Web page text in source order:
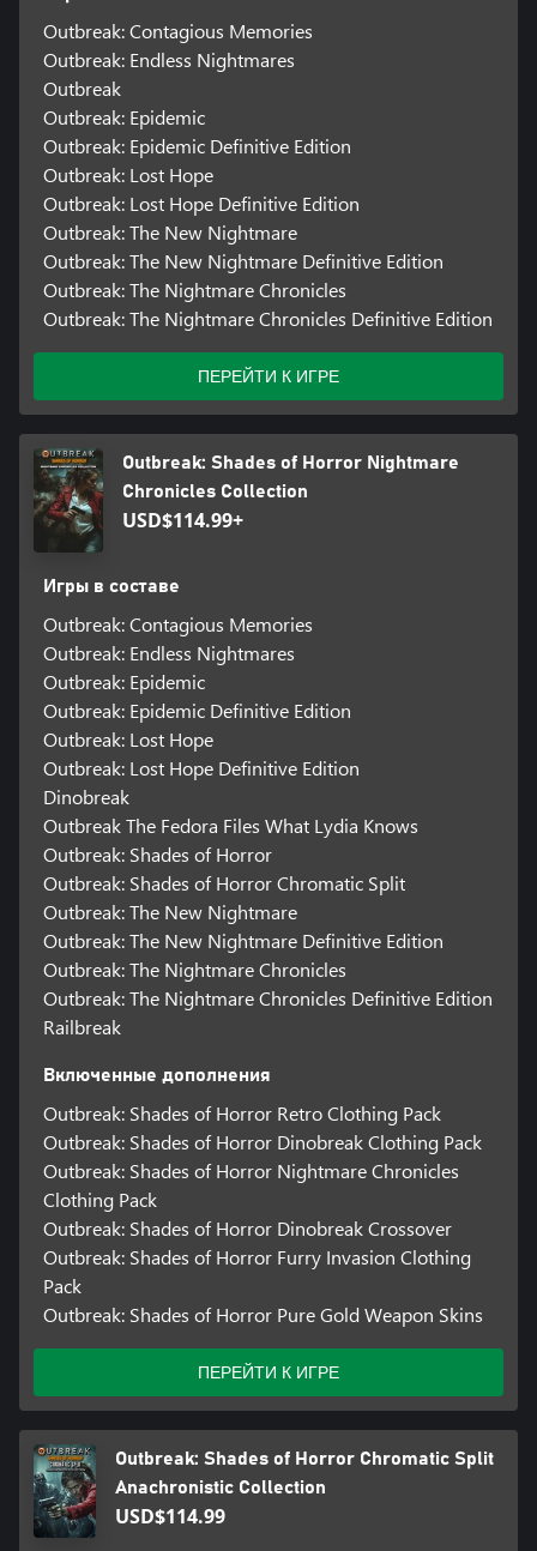
Outbreak: Contagious Memories
Outbreak: Endless Nightmares
Outbreak
Outbreak: Epidemic
Outbreak: Epidemic Definitive Edition
Outbreak: Lost Hope
Outbreak: Lost Hope Definitive Edition
Outbreak: The New Nightmare
Outbreak: The New Nightmare Definitive Edition
Outbreak: The Nightmare Chronicles
Outbreak: The Nightmare Chronicles Definitive Edition
ПЕРЕЙТИ К ИГРЕ
Outbreak: Shades of Horror Nightmare
Chronicles Collection
USD$114.99+
Игры в составе
Outbreak: Contagious Memories
Outbreak: Endless Nightmares
Outbreak: Epidemic
Outbreak: Epidemic Definitive Edition
Outbreak: Lost Hope
Outbreak: Lost Hope Definitive Edition
Dinobreak
Outbreak The Fedora Files What Lydia Knows
Outbreak: Shades of Horror
Outbreak: Shades of Horror Chromatic Split
Outbreak: The New Nightmare
Outbreak: The New Nightmare Definitive Edition
Outbreak: The Nightmare Chronicles
Outbreak: The Nightmare Chronicles Definitive Edition
Railbreak
Включенные дополнения
Outbreak: Shades of Horror Retro Clothing Pack
Outbreak: Shades of Horror Dinobreak Clothing Pack
Outbreak: Shades of Horror Nightmare Chronicles
Clothing Pack
Outbreak: Shades of Horror Dinobreak Crossover
Outbreak: Shades of Horror Furry Invasion Clothing
Pack
Outbreak: Shades of Horror Pure Gold Weapon Skins
ПЕРЕЙТИ К ИГРЕ
Outbreak: Shades of Horror Chromatic Split
Anachronistic Collection
USD$114.99